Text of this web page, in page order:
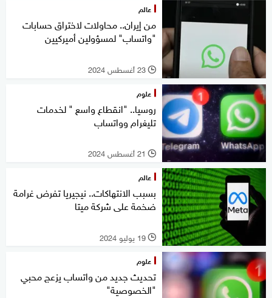
عالم
من إيران.. محاولات لاختراق حسابات
"واتساب" لمسؤولين أميركيين
l 23 أغسطس 2024
علوم
روسيا.. "انقطاع واسع " لخدمات
تليغرام وواتساب
l 21 أغسطس 2024
عالم
بسبب الانتهاكات.. نيجيريا تفرض غرامة
ضخمة على شركة ميتا
l 19 يوليو 2024
علوم
تحديث جديد من واتساب يزعج محبي
"الخصوصية"